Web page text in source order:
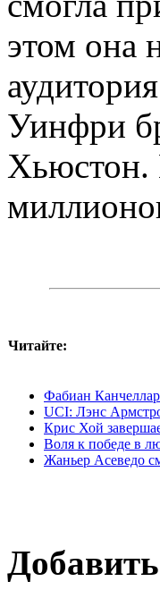
этом она
Уинфри
Хьюстон.
Читайте:
Фабиан
UCI: Лэнс
Крис Хой
Воля к победе в
Жаньер Асеведо